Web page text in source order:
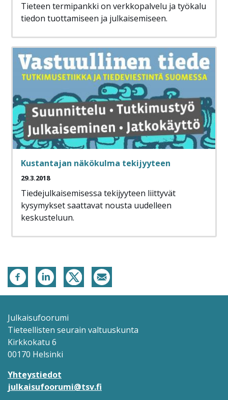
Tieteen termipankki on verkkopalvelu ja työkalu
tiedon tuottamiseen ja julkaisemiseen.
Kustantajan näkökulma tekijyyteen
29.3.2018
Tiedejulkaisemisessa tekijyyteen liittyvät
kysymykset saattavat nousta uudelleen
keskusteluun.
Julkaisufoorumi
Tieteellisten seurain valtuuskunta
Kirkkokatu 6
00170 Helsinki
Yhteystiedot
julkaisufoorumi@tsv.fi